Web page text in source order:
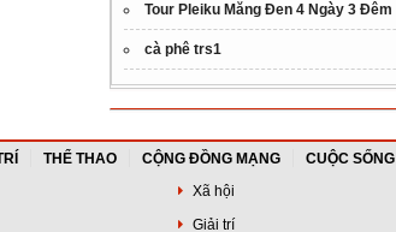
Tour Pleiku Măng Đen 4 Ngày 3 Đêm
cà phê trs1
THỂ THAO CỘNG ĐỒNG MẠNG
CUỘC SỐNG
Xã hội
Giải trí